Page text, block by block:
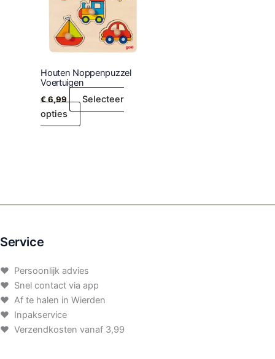
Houten Noppenpuzzel
Voertuigen
€6,99
Selecteer
opties
Service
♥ Persoonlijk advies
♥ Snel contact via app
♥ Af te halen in Wierden
♥ Inpakservice
♥ Verzendkosten vanaf 3,99